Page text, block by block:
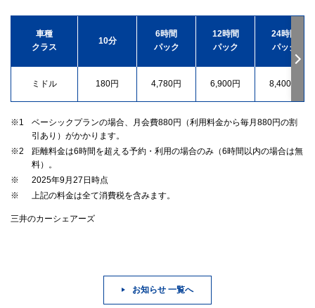
車種
クラス
10分
6時間
パック
12時間
パック
24時間
パック
ミドル 180円 4,780円 6,900円 8,400円
※1
ベーシックプランの場合、月会費880円（利用料金から毎月880円の割
引あり）がかかります。
※2
距離料金は6時間を超える予約・利用の場合のみ（6時間以内の場合は無
料）。
※
2025年9月27日時点
※
上記の料金は全て消費税を含みます。
三井のカーシェアーズ
お知らせ 一覧へ